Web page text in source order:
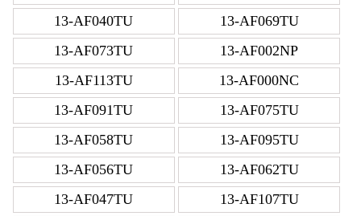
13-AF040TU
13-AF069TU
13-AF073TU
13-AF002NP
13-AF113TU
13-AF000NC
13-AF091TU
13-AF075TU
13-AF058TU
13-AF095TU
13-AF056TU
13-AF062TU
13-AF047TU
13-AF107TU